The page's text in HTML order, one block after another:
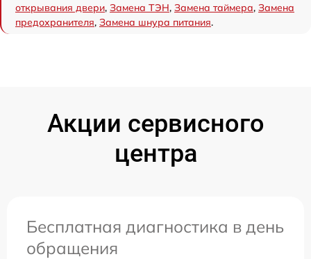
открывания двери, Замена ТЭН, Замена таймера, Замена
предохранителя, Замена шнура питания.
Акции сервисного
центра
Бесплатная диагностика в день
обращения